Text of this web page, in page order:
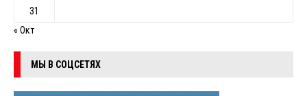
31
« Окт
МЫ В СОЦСЕТЯХ